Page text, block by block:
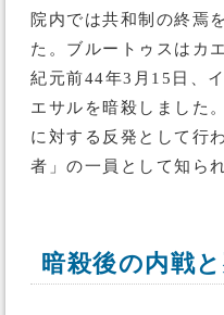
院内では共和制の終焉
た。ブルートゥスはカ
紀元前44年3月15日、
エサルを暗殺しました
に対する反発として行
者」の一員として知ら
暗殺後の内戦